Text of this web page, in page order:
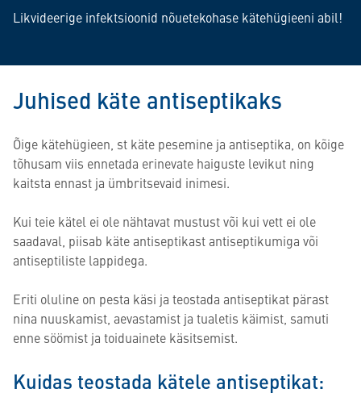
Likvideerige infektsioonid nõuetekohase kätehügieeni abil!
Juhised käte antiseptikaks
Õige kätehügieen, st käte pesemine ja antiseptika, on kõige
tõhusam viis ennetada erinevate haiguste levikut ning
kaitsta ennast ja ümbritsevaid inimesi.
Kui teie kätel ei ole nähtavat mustust või kui vett ei ole
saadaval, piisab käte antiseptikast antiseptikumiga või
antiseptiliste lappidega.
Eriti oluline on pesta käsi ja teostada antiseptikat pärast
nina nuuskamist, aevastamist ja tualetis käimist, samuti
enne söömist ja toiduainete käsitsemist.
Kuidas teostada kätele antiseptikat: